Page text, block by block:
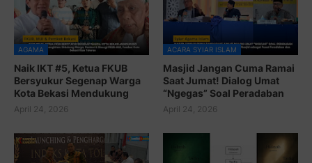
AGAMA
Naik IKT #5, Ketua FKUB
Bersyukur Segenap Warga
Kota Bekasi Mendukung
April 24, 2026
ACARA SYIAR ISLAM
Masjid Jangan Cuma Ramai
Saat Jumat! Dialog Umat
“Ngegas” Soal Peradaban
April 24, 2026